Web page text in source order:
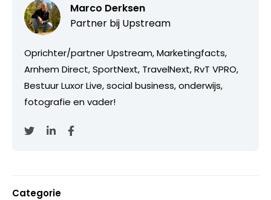
Marco Derksen
Partner bij Upstream
Oprichter/partner Upstream, Marketingfacts,
Arnhem Direct, SportNext, TravelNext, RvT VPRO,
Bestuur Luxor Live, social business, onderwijs,
fotografie en vader!
Categorie